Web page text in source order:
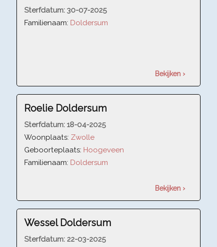
Sterfdatum: 30-07-2025
Familienaam: Doldersum
Bekijken ›
Roelie Doldersum
Sterfdatum: 18-04-2025
Woonplaats: Zwolle
Geboorteplaats: Hoogeveen
Familienaam: Doldersum
Bekijken ›
Wessel Doldersum
Sterfdatum: 22-03-2025